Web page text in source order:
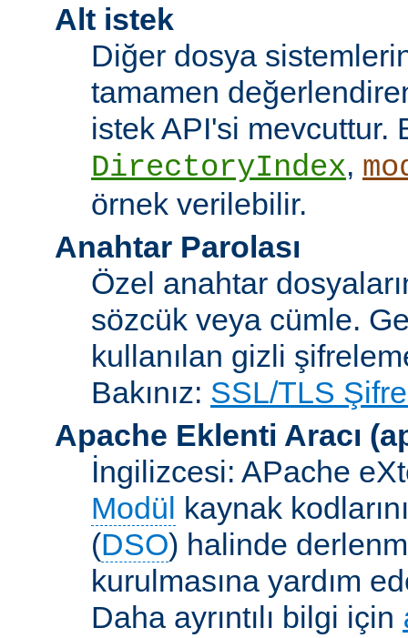
Alt istek
Diğer dosya
tamamen
istek API'si mevcuttur.
DirectoryIndex,
örnek verilebilir.
Anahtar Parolası
Özel anahtar
sözcük veya cümle.
kullanılan gizli
Bakınız: SSL/TLS
Apache Eklenti Aracı
İngilizcesi: APache
Modül kaynak
(DSO) halinde
kurulmasına yardım
Daha ayrıntılı bilgi için